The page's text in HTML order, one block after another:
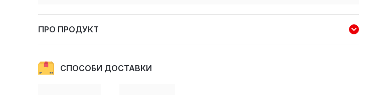
ПРО ПРОДУКТ
СПОСОБИ ДОСТАВКИ